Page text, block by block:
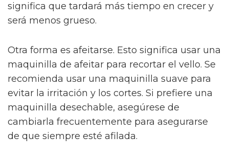
significa que tardará más tiempo en crecer y
será menos grueso.
Otra forma es afeitarse. Esto significa usar una
maquinilla de afeitar para recortar el vello. Se
recomienda usar una maquinilla suave para
evitar la irritación y los cortes. Si prefiere una
maquinilla desechable, asegúrese de
cambiarla frecuentemente para asegurarse
de que siempre esté afilada.